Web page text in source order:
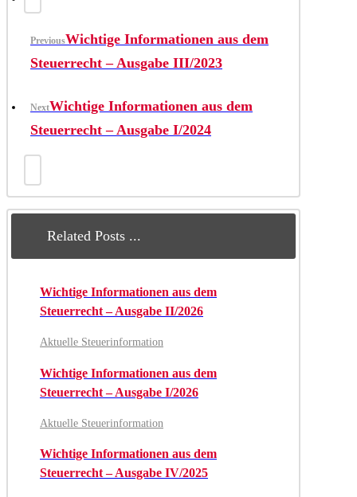
PreviousWichtige Informationen aus dem
Steuerrecht – Ausgabe III/2023
NextWichtige Informationen aus dem
Steuerrecht – Ausgabe I/2024
Related Posts ...
Wichtige Informationen aus dem
Steuerrecht – Ausgabe II/2026
Aktuelle Steuerinformation
Wichtige Informationen aus dem
Steuerrecht – Ausgabe I/2026
Aktuelle Steuerinformation
Wichtige Informationen aus dem
Steuerrecht – Ausgabe IV/2025